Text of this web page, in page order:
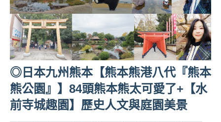
FANG
絲
團、
主
題
旅
達
人
帶
路、
◎日本九州熊本【熊本熊港八代『熊本
熊公園』】84頭熊本熊太可愛了+【水
前寺城趣園】歷史人文與庭園美景